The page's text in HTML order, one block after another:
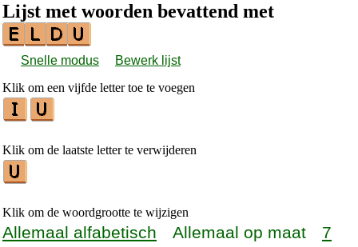
Lijst met woorden bevattend met
Snelle modus
Bewerk lijst
Klik om een vijfde letter toe te voegen
Klik om de laatste letter te verwijderen
Klik om de woordgrootte te wijzigen
Allemaal alfabetisch Allemaal op maat
7